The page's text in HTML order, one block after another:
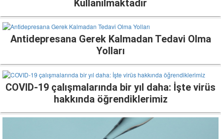
Kullanılmaktadır
Antidepresana Gerek Kalmadan Tedavi Olma
Yolları
COVID-19 çalışmalarında bir yıl daha: İşte virüs
hakkında öğrendiklerimiz